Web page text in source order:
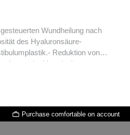
Wundheilung nach
des Hyaluronsäure-
nach chirurgischer
Verkürzung der
Zytokinen, z.B. TNF
-
Prevotella
Purchase comfortable on account